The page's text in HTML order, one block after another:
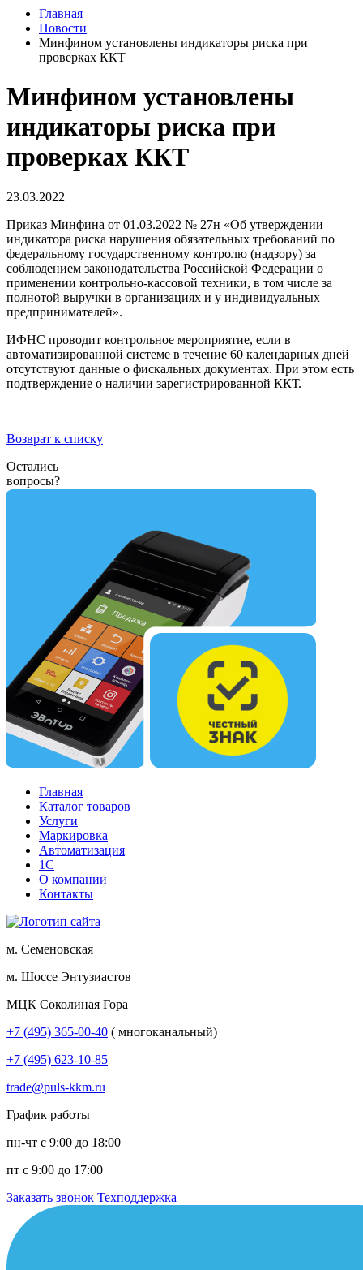
Главная
Новости
Минфином установлены индикаторы риска при
проверках ККТ
Минфином установлены
индикаторы риска при
проверках ККТ
23.03.2022
Приказ Минфина от 01.03.2022 № 27н «Об утверждении
индикатора риска нарушения обязательных требований по
федеральному государственному контролю (надзору) за
соблюдением законодательства Российской Федерации о
применении контрольно-кассовой техники, в том числе за
полнотой выручки в организациях и у индивидуальных
предпринимателей».
ИФНС проводит контрольное мероприятие, если в
автоматизированной системе в течение 60 календарных дней
отсутствуют данные о фискальных документах. При этом есть
подтверждение о наличии зарегистрированной ККТ.
Возврат к списку
Остались
вопросы?
Главная
Каталог товаров
Услуги
Маркировка
Автоматизация
1С
О компании
Контакты
м. Семеновская
м. Шоссе Энтузиастов
МЦК Соколиная Гора
+7 (495) 365-00-40 ( многоканальный)
+7 (495) 623-10-85
trade@puls-kkm.ru
График работы
пн-чт с 9:00 до 18:00
пт с 9:00 до 17:00
Заказать звонок Техподдержка